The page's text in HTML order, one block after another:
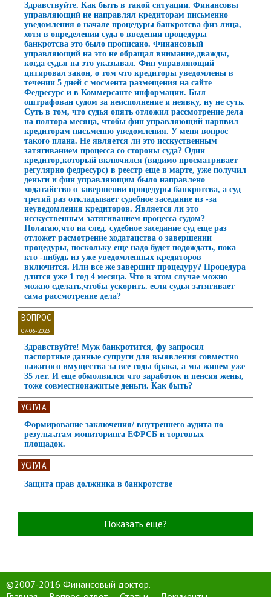
Здравствуйте. Как быть в такой ситуации. Финансовы
управляющий не направлял кредиторам письменно
уведомления о начале процедуры банкротсва физ лица,
хотя в определении суда о введении процедуры
банкротсва это было прописано. Финансовый
управляющий на это не обращал внимание,дважды,
когда судья на это указывал. Фин управляющий
цитировал закон, о том что кредиторы уведомлены в
течении 5 дней с мосмента размещения на сайте
Федресурс и в Коммерсанте информации. Был
оштрафован судом за неисполнение и неявку, ну не суть.
Суть в том, что судья опять отложил рассмотрение дела
на полтора месяца, чтобы фин управляющий нарпвил
кредиторам письменно уведомления. У меня вопрос
такого плана. Не является ли это исскуственным
затягиванием процесса со стороны суда? Один
кредитор,который включился (видимо просматривает
регулярно федресурс) в реестр еще в марте, уже получил
деньги и фин управляющим было направлено
ходатайство о завершении процедуры банкротсва, а суд
третий раз откладывает судебное заседание из -за
неуведомления кредиторов. Является ли это
исскуственным затягиванием процесса судом?
Полагаю,что на след. судебное заседание суд еще раз
отложет расмотрение ходатацства о завершении
процедуры, поскольку еще надо будет подождать, пока
кто -нибудь из уже уведомленных кредиторов
включится. Или все же завершит процедуру? Процедура
длится уже 1 год 4 месяца. Что в этом случае можно
можно сделать,чтобы ускорить. если судья затягивает
сама рассмотрение дела?
ВОПРОС
07-06-2023
Здравствуйте! Муж банкротится, фу запросил
паспортные данные супруги для выявления совместно
нажитого имущества за все годы брака, а мы живем уже
35 лет. И еще обмолвился что заработок и пенсия жены,
тоже совместнонажитые деньги. Как быть?
УСЛУГА
Формирование заключения/ внутреннего аудита по
результатам мониторинга ЕФРСБ и торговых
площадок.
УСЛУГА
Защита прав должника в банкротстве
Показать еще?
©2007-2016 Финансовый доктор.